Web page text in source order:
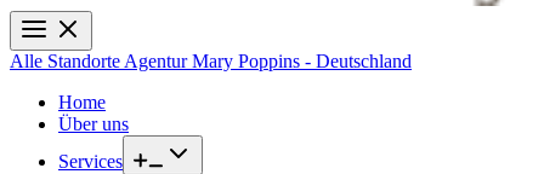
Alle Standorte Agentur Mary Poppins - Deutschland
Home
Über uns
Services